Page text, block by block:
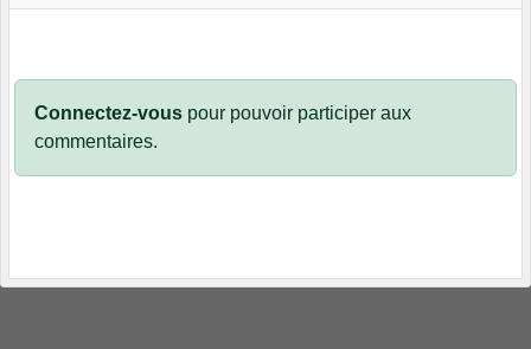
Connectez-vous pour pouvoir participer aux
commentaires.